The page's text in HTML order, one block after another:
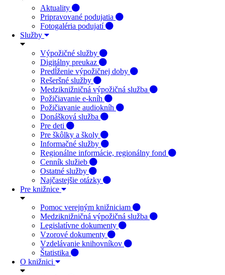
Aktuality
Pripravované podujatia
Fotogaléria podujatí
Služby
Výpožičné služby
Digitálny preukaz
Predĺženie výpožičnej doby
Rešeršné služby
Medziknižničná výpožičná služba
Požičiavanie e-kníh
Požičiavanie audiokníh
Donášková služba
Pre deti
Pre škôlky a školy
Informačné služby
Regionálne informácie, regionálny fond
Cenník služieb
Ostatné služby
Najčastejšie otázky
Pre knižnice
Pomoc verejným knižniciam
Medziknižničná výpožičná služba
Legislatívne dokumenty
Vzorové dokumenty
Vzdelávanie knihovníkov
Štatistika
O knižnici